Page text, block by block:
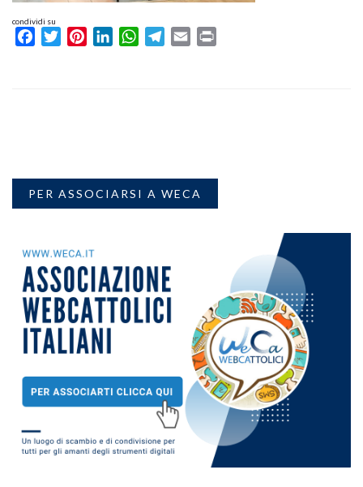
condividi su
FacebookTwitterPinterestLinkedInWhatsAppTelegram
Email
PER ASSOCIARSI A WECA